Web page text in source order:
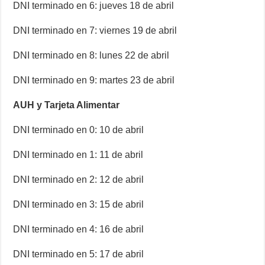
DNI terminado en 6: jueves 18 de abril
DNI terminado en 7: viernes 19 de abril
DNI terminado en 8: lunes 22 de abril
DNI terminado en 9: martes 23 de abril
AUH y Tarjeta Alimentar
DNI terminado en 0: 10 de abril
DNI terminado en 1: 11 de abril
DNI terminado en 2: 12 de abril
DNI terminado en 3: 15 de abril
DNI terminado en 4: 16 de abril
DNI terminado en 5: 17 de abril